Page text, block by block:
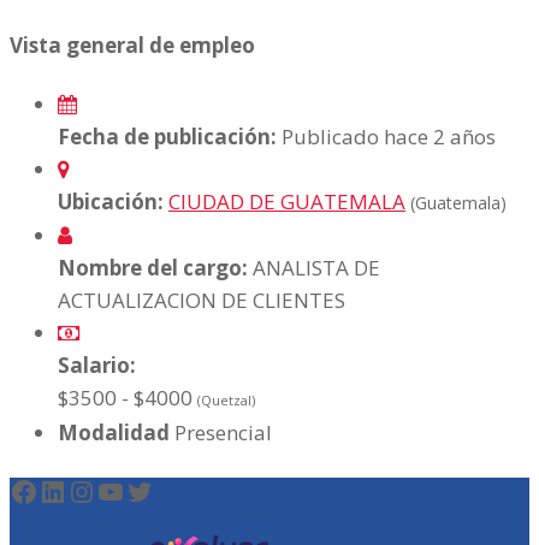
Vista general de empleo
Fecha de publicación: Publicado hace 2 años
Ubicación: CIUDAD DE GUATEMALA (Guatemala)
Nombre del cargo: ANALISTA DE
ACTUALIZACION DE CLIENTES
Salario:
$3500 - $4000 (Quetzal)
Modalidad Presencial
Facebook
LinkedIn
Instagram
YouTube
Twitter